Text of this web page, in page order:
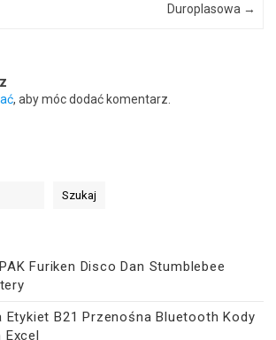
Duroplasowa →
, aby móc dodać komentarz.
Szukaj
Furiken Disco Dan Stumblebee
Etykiet B21 Przenośna Bluetooth Kody
Excel